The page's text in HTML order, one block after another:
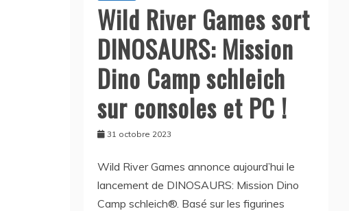
Wild River Games sort
DINOSAURS: Mission
Dino Camp schleich
sur consoles et PC !
31 octobre 2023
Wild River Games annonce aujourd’hui le
lancement de DINOSAURS: Mission Dino
Camp schleich®. Basé sur les figurines